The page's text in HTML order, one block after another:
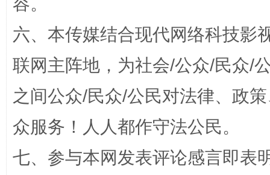
“蜀中异人”王建安的艺术幻境
六、本传媒结合现代网络科技影
联网主阵地，为社会/公众/民众/
之间公众/民众/公民对法律、政
众服务！人人都作守法公民。
七、参与本网发表评论感言即表